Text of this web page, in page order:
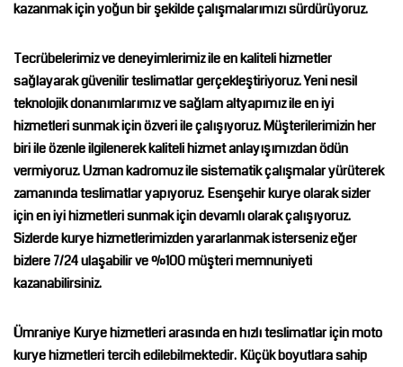
kazanmak için yoğun bir şekilde çalışmalarımızı sürdürüyoruz.
Tecrübelerimiz ve deneyimlerimiz ile en kaliteli hizmetler
sağlayarak güvenilir teslimatlar gerçekleştiriyoruz. Yeni nesil
teknolojik donanımlarımız ve sağlam altyapımız ile en iyi
hizmetleri sunmak için özveri ile çalışıyoruz. Müşterilerimizin her
biri ile özenle ilgilenerek kaliteli hizmet anlayışımızdan ödün
vermiyoruz. Uzman kadromuz ile sistematik çalışmalar yürüterek
zamanında teslimatlar yapıyoruz.Esenşehirkuryeolarak sizler
için en iyi hizmetleri sunmak için devamlı olarak çalışıyoruz.
Sizlerde kurye hizmetlerimizden yararlanmak isterseniz eğer
bizlere 7/24 ulaşabilir ve %100 müşteri memnuniyeti
kazanabilirsiniz.
Ümraniye Kuryehizmetleri arasında en hızlı teslimatlar için moto
kurye hizmetleri tercih edilebilmektedir. Küçük boyutlara sahip